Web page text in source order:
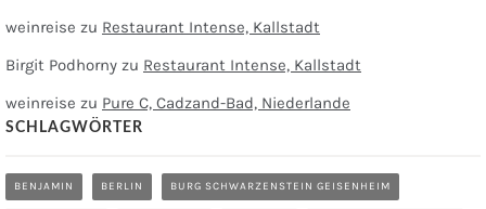
weinreise zu Restaurant Intense, Kallstadt
Birgit Podhorny zu Restaurant Intense, Kallstadt
weinreise zu Pure C, Cadzand-Bad, Niederlande
SCHLAGWÖRTER
BENJAMIN BERLIN BURG SCHWARZENSTEIN GEISENHEIM